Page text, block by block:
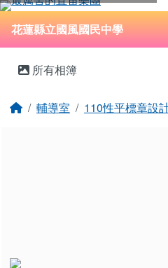
跳至主內容區
花蓮縣立國風國民
導覽列
花蓮縣立國風國民中學
所有相簿
回首頁
輔導室 110性平標章設